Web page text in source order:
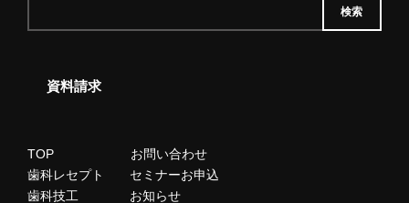
検索
資料請求
TOP
お問い合わせ
歯科レセプト
セミナーお申込
歯科技工
お知らせ